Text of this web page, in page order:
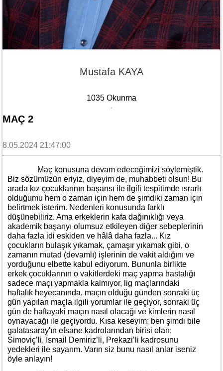
Mustafa KAYA
1035 Okunma
MAÇ 2
8.05.2024 21:47:00
Maç konusuna devam edeceğimizi söylemiştik.
Biz sözümüzün eriyiz, diyeyim de, muhabbeti olsun! Bu
arada kız çocuklarının başarısı ile ilgili tespitimde ısrarlı
olduğumu hem o zaman için hem de şimdiki zaman için
belirtmek isterim. Nedenleri konusunda farklı
düşünebiliriz. Ama erkeklerin kafa dağınıklığı veya
akademik başarıyı olumsuz etkileyen diğer sebeplerinin
daha fazla idi eskiden ve hâlâ daha fazla... Kız
çocukların bulaşık yıkamak, çamaşır yıkamak gibi, o
zamanın mutad (devamlı) işlerinin de vakit aldığını ve
yorduğunu elbette kabul ediyorum. Bununla birlikte
erkek çocuklarının o vakitlerdeki maç yapma hastalığı
sadece maçı yapmakla kalmıyor, lig maçlarındaki
haftalık heyecanında, maçın olduğu günden sonraki üç
gün yapılan maçla ilgili yorumlar ile geçiyor, sonraki üç
gün de haftayaki maçın nasıl olacağı ve kimlerin nasıl
oynayacağı ile geçiyordu. Kısa keseyim; ben şimdi bile
galatasaray'ın efsane kadrolarından birisi olan;
Simoviç’li, İsmail Demiriz’li, Prekazi’li kadrosunu
yedekleri ile sayarım. Varın siz bunu nasıl anlar iseniz
öyle anlayın!